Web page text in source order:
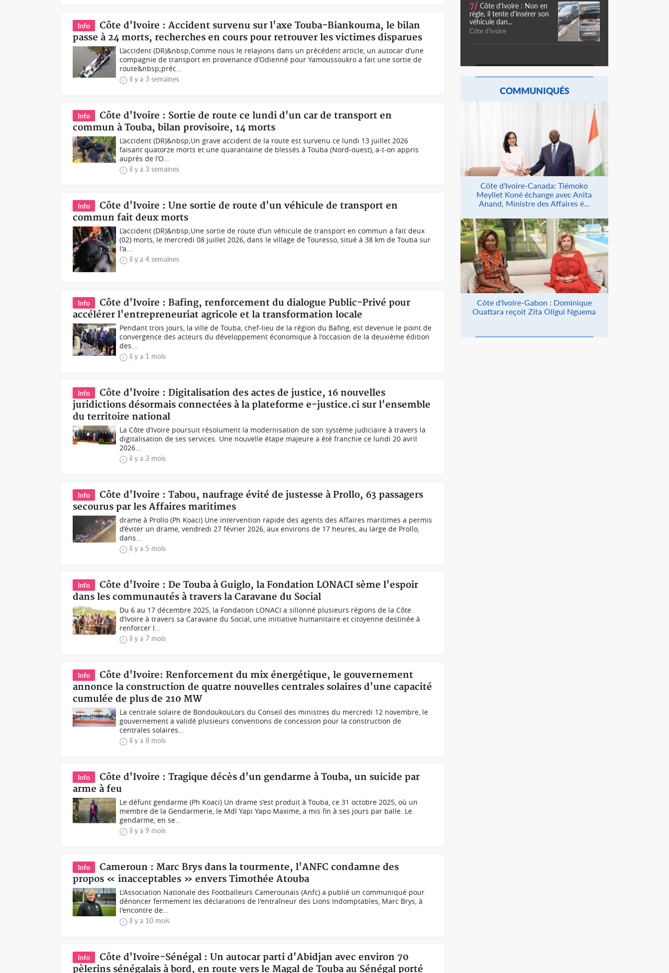
Info
Côte d'Ivoire : Accident survenu sur l'axe Touba-Biankouma, le bilan
passe à 24 morts, recherches en cours pour retrouver les victimes disparues
L’accident (DR)&nbsp;Comme nous le relayions dans un précédent article, un autocar d’une
compagnie de transport en provenance d’Odienné pour Yamoussoukro a fait une sortie de
route&nbsp;préc...
il y a 3 semaines
Info
Côte d'Ivoire : Sortie de route ce lundi d'un car de transport en
commun à Touba, bilan provisoire, 14 morts
L’accident (DR)&nbsp;Un grave accident de la route est survenu ce lundi 13 juillet 2026
faisant quatorze morts et une quarantaine de blessés à Touba (Nord-ouest), a-t-on appris
auprès de l’O...
il y a 3 semaines
Info
Côte d'Ivoire : Une sortie de route d'un véhicule de transport en
commun fait deux morts
L’accident (DR)&nbsp;Une sortie de route d’un véhicule de transport en commun a fait deux
(02) morts, le mercredi 08 juillet 2026, dans le village de Touresso, situé à 38 km de Touba sur
l'a...
il y a 4 semaines
Info
Côte d'Ivoire : Bafing, renforcement du dialogue Public-Privé pour
accélérer l'entrepreneuriat agricole et la transformation locale
Pendant trois jours, la ville de Touba, chef-lieu de la région du Bafing, est devenue le point de
convergence des acteurs du développement économique à l'occasion de la deuxième édition
des...
il y a 1 mois
Info
Côte d'Ivoire : Digitalisation des actes de justice, 16 nouvelles
juridictions désormais connectées à la plateforme e-justice.ci sur l'ensemble
du territoire national
La Côte d’Ivoire poursuit résolument la modernisation de son système judiciaire à travers la
digitalisation de ses services. Une nouvelle étape majeure a été franchie ce lundi 20 avril
2026...
il y a 3 mois
Info
Côte d'Ivoire : Tabou, naufrage évité de justesse à Prollo, 63 passagers
secourus par les Affaires maritimes
drame à Prollo (Ph Koaci) Une intervention rapide des agents des Affaires maritimes a permis
d’éviter un drame, vendredi 27 février 2026, aux environs de 17 heures, au large de Prollo,
dans...
il y a 5 mois
Info
Côte d'Ivoire : De Touba à Guiglo, la Fondation LONACI sème l'espoir
dans les communautés à travers la Caravane du Social
Du 6 au 17 décembre 2025, la Fondation LONACI a sillonné plusieurs régions de la Côte
d’Ivoire à travers sa Caravane du Social, une initiative humanitaire et citoyenne destinée à
renforcer l...
il y a 7 mois
Info
Côte d'Ivoire: Renforcement du mix énergétique, le gouvernement
annonce la construction de quatre nouvelles centrales solaires d'une capacité
cumulée de plus de 210 MW
La centrale solaire de BondoukouLors du Conseil des ministres du mercredi 12 novembre, le
gouvernement a validé plusieurs conventions de concession pour la construction de
centrales solaires...
il y a 8 mois
Info
Côte d'Ivoire : Tragique décès d'un gendarme à Touba, un suicide par
arme à feu
Le défunt gendarme (Ph Koaci) Un drame s’est produit à Touba, ce 31 octobre 2025, où un
membre de la Gendarmerie, le Mdl Yapi Yapo Maxime, a mis fin à ses jours par balle. Le
gendarme, en se...
il y a 9 mois
Info
Cameroun : Marc Brys dans la tourmente, l'ANFC condamne des
propos « inacceptables » envers Timothée Atouba
L'Association Nationale des Footballeurs Camerounais (Anfc) a publié un communiqué pour
dénoncer fermement les déclarations de l'entraîneur des Lions Indomptables, Marc Brys, à
l'encontre de...
il y a 10 mois
Info
Côte d'Ivoire-Sénégal : Un autocar parti d'Abidjan avec environ 70
pèlerins sénégalais à bord, en route vers le Magal de Touba au Sénégal porté
7/ Côte d'Ivoire : Non en
règle, il tente d'insérer son
véhicule dan...
Côte d'Ivoire
COMMUNIQUÉS
Côte d'Ivoire-Canada: Tiémoko
Meyliet Koné échange avec Anita
Anand, Ministre des Affaires é...
Côte d'Ivoire-Gabon : Dominique
Ouattara reçoit Zita Oligui Nguema